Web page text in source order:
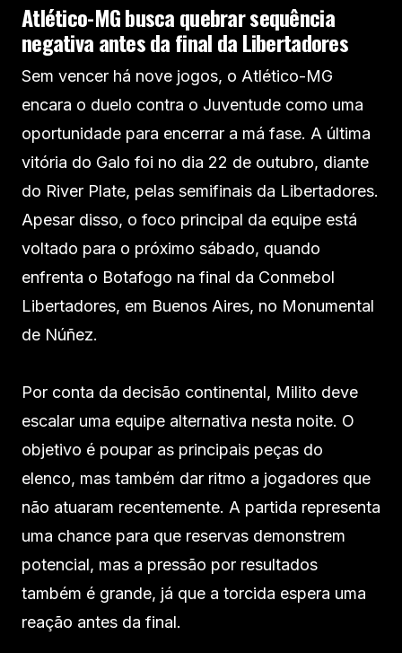
Atlético-MG busca quebrar sequência
negativa antes da final da Libertadores
Sem vencer há nove jogos, o Atlético-MG
encara o duelo contra o Juventude como uma
oportunidade para encerrar a má fase. A última
vitória do Galo foi no dia 22 de outubro, diante
do River Plate, pelas semifinais da Libertadores.
Apesar disso, o foco principal da equipe está
voltado para o próximo sábado, quando
enfrenta o Botafogo na final da Conmebol
Libertadores, em Buenos Aires, no Monumental
de Núñez.
Por conta da decisão continental, Milito deve
escalar uma equipe alternativa nesta noite. O
objetivo é poupar as principais peças do
elenco, mas também dar ritmo a jogadores que
não atuaram recentemente. A partida representa
uma chance para que reservas demonstrem
potencial, mas a pressão por resultados
também é grande, já que a torcida espera uma
reação antes da final.